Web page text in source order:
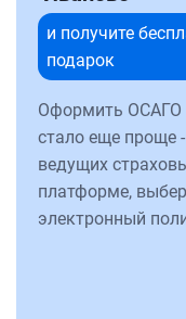
и получите
подарок
Оформить ОСАГО
стало еще проще
ведущих
платформе,
электронный